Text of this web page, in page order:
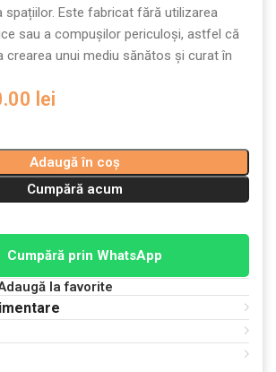
spațiilor. Este fabricat fără utilizarea
sau a compușilor periculoși, astfel că
crearea unui mediu sănătos și curat în
lei
Adaugă în coș
Cumpără acum
Cumpără prin WhatsApp
la favorite